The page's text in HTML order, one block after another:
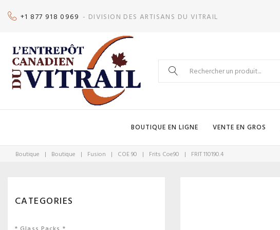
+1 877 918 0969 - DIVISION DES ARTISANS DU VITRAIL
Search
BOUTIQUE EN LIGNE VENTE EN GROS
Boutique | Boutique | Fusion | COE 90 | Frits Coe90 | FRIT 110190.4
CATEGORIES